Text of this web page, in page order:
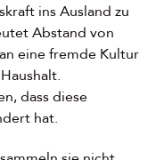
ins Ausland zu
Abstand von
eine fremde Kultur
dass diese
hat.